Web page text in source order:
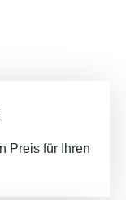
Preis für Ihren